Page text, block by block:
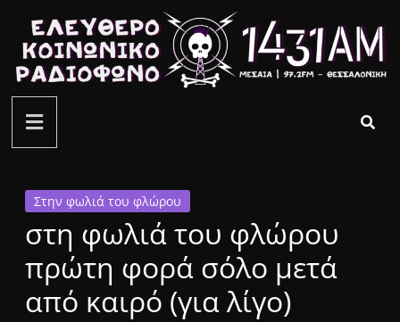
περιεχόμενο
ελεύθερο
κοινωνικό
ραδιόφωνο
1431AM
Στην φωλιά του φλώρου
στη φωλιά του φλώρου
πρώτη φορά σόλο μετά
από καιρό (για λίγο)